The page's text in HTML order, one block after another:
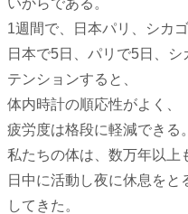
1週間で、日本パリ、シカ
日本で5日、パリで5日、
テンションすると、
体内時計の順応性がよく、
疲労度は格段に軽減できる。
私たちの体は、数万年以上
日中に活動し夜に休息を
してきた。